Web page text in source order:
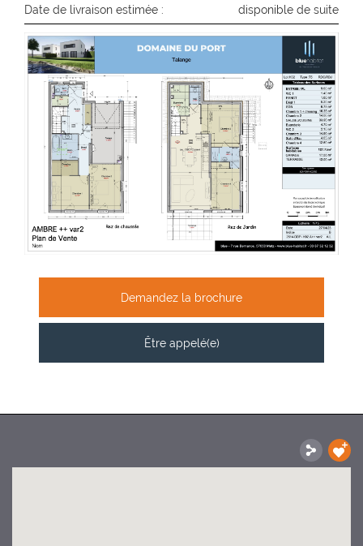
Date de livraison estimée : disponible de suite
Demandez la brochure
Être appelé(e)